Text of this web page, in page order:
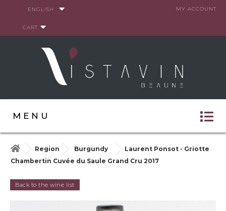
MY ACCOUNT
ENGLISH
CART
MENU
Region Burgundy
Laurent Ponsot - Griotte
Chambertin Cuvée du Saule Grand Cru 2017
Back to the wine list